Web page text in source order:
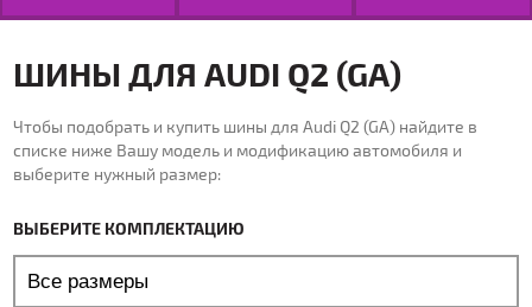
ШИНЫ ДЛЯ AUDI Q2 (GA)
Чтобы подобрать и купить шины для Audi Q2 (GA) найдите в
списке ниже Вашу модель и модификацию автомобиля и
выберите нужный размер:
ВЫБЕРИТЕ КОМПЛЕКТАЦИЮ